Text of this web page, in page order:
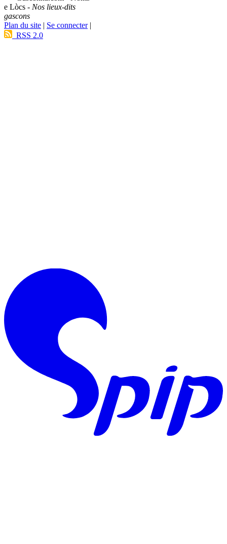
e Lòcs - Nos lieux-dits
gascons
Plan du site | Se connecter|
RSS 2.0